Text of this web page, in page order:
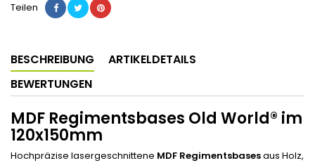
Teilen
BESCHREIBUNG
ARTIKELDETAILS
BEWERTUNGEN
MDF Regimentsbases Old World® im
120x150mm
Hochpräzise lasergeschnittene MDF Regimentsbasesaus Holz,